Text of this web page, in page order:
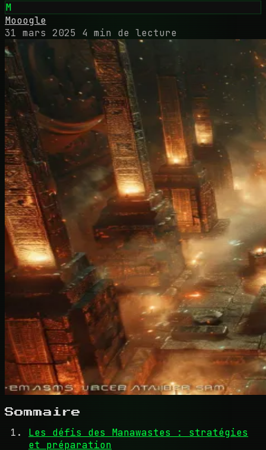
M
Mooogle
31 mars 2025
4 min de lecture
Sommaire
Les défis des Manawastes : stratégies
et préparation